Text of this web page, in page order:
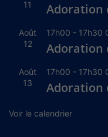
11
Adoration
Août
12
17h00 - 17h30
Adoration
Août
13
17h00 - 17h30
Adoration
Voir le calendrier